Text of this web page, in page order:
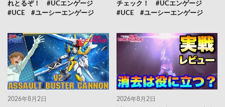
れとるぞ！ #UCエンゲージ
#UCE #ユーシーエンゲージ
チェック！ #UCエンゲージ
#UCE #ユーシーエンゲージ
2026年8月2日 2026年8月2日